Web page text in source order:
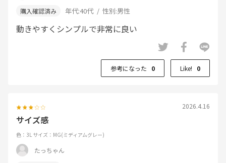
年代:40代 性別:男性
動きやすくシンプルで非常に良い
参考になった 0 Like! 0
2026.4.16
サイズ感
色：3L サイズ：MG(ミディアムグレー)
たっちゃん